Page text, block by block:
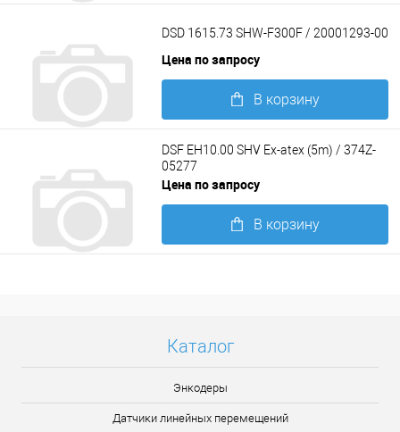
DSD 1615.73 SHW-F300F / 20001293-00
Цена по запросу
В корзину
Подробнее
DSF EH10.00 SHV Ex-atex (5m) / 374Z-
05277
Цена по запросу
В корзину
Каталог
Энкодеры
Датчики линейных перемещений